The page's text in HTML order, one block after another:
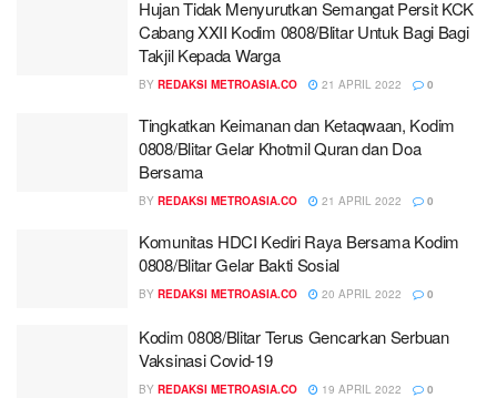
Hujan Tidak Menyurutkan Semangat Persit KCK
Cabang XXII Kodim 0808/Blitar Untuk Bagi Bagi
Takjil Kepada Warga
BY REDAKSI METROASIA.CO 21 APRIL 2022 0
Tingkatkan Keimanan dan Ketaqwaan, Kodim
0808/Blitar Gelar Khotmil Quran dan Doa
Bersama
BY REDAKSI METROASIA.CO 21 APRIL 2022 0
Komunitas HDCI Kediri Raya Bersama Kodim
0808/Blitar Gelar Bakti Sosial
BY REDAKSI METROASIA.CO 20 APRIL 2022 0
Kodim 0808/Blitar Terus Gencarkan Serbuan
Vaksinasi Covid-19
BY REDAKSI METROASIA.CO 19 APRIL 2022 0